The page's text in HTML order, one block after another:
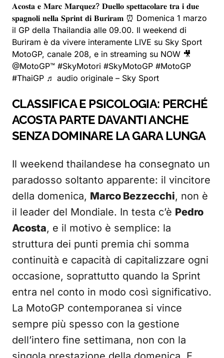
𝐀𝐜𝐨𝐬𝐭𝐚 𝐞 𝐌𝐚𝐫𝐜 𝐌𝐚𝐫𝐪𝐮𝐞𝐳? 𝐃𝐮𝐞𝐥𝐥𝐨 𝐬𝐩𝐞𝐭𝐭𝐚𝐜𝐨𝐥𝐚𝐫𝐞 𝐭𝐫𝐚 𝐢 𝐝𝐮𝐞
𝐬𝐩𝐚𝐠𝐧𝐨𝐥𝐢 𝐧𝐞𝐥𝐥𝐚 𝐒𝐩𝐫𝐢𝐧𝐭 𝐝𝐢 𝐁𝐮𝐫𝐢𝐫𝐚𝐦 ⏰ Domenica 1 marzo
il GP della Thailandia alle 09.00. Il weekend di
Buriram è da vivere interamente LIVE su Sky Sport
MotoGP, canale 208, e in streaming su NOW 🎥
@MotoGP™ #SkyMotori #SkyMotoGP #MotoGP
#ThaiGP ♬ audio originale – Sky Sport
CLASSIFICA E PSICOLOGIA: PERCHÉ
ACOSTA PARTE DAVANTI ANCHE
SENZA DOMINARE LA GARA LUNGA
Il weekend thailandese ha consegnato un
paradosso soltanto apparente: il vincitore
della domenica, Marco Bezzecchi, non è
il leader del Mondiale. In testa c’è Pedro
Acosta, e il motivo è semplice: la
struttura dei punti premia chi somma
continuità e capacità di capitalizzare ogni
occasione, soprattutto quando la Sprint
entra nel conto in modo così significativo.
La MotoGP contemporanea si vince
sempre più spesso con la gestione
dell’intero fine settimana, non con la